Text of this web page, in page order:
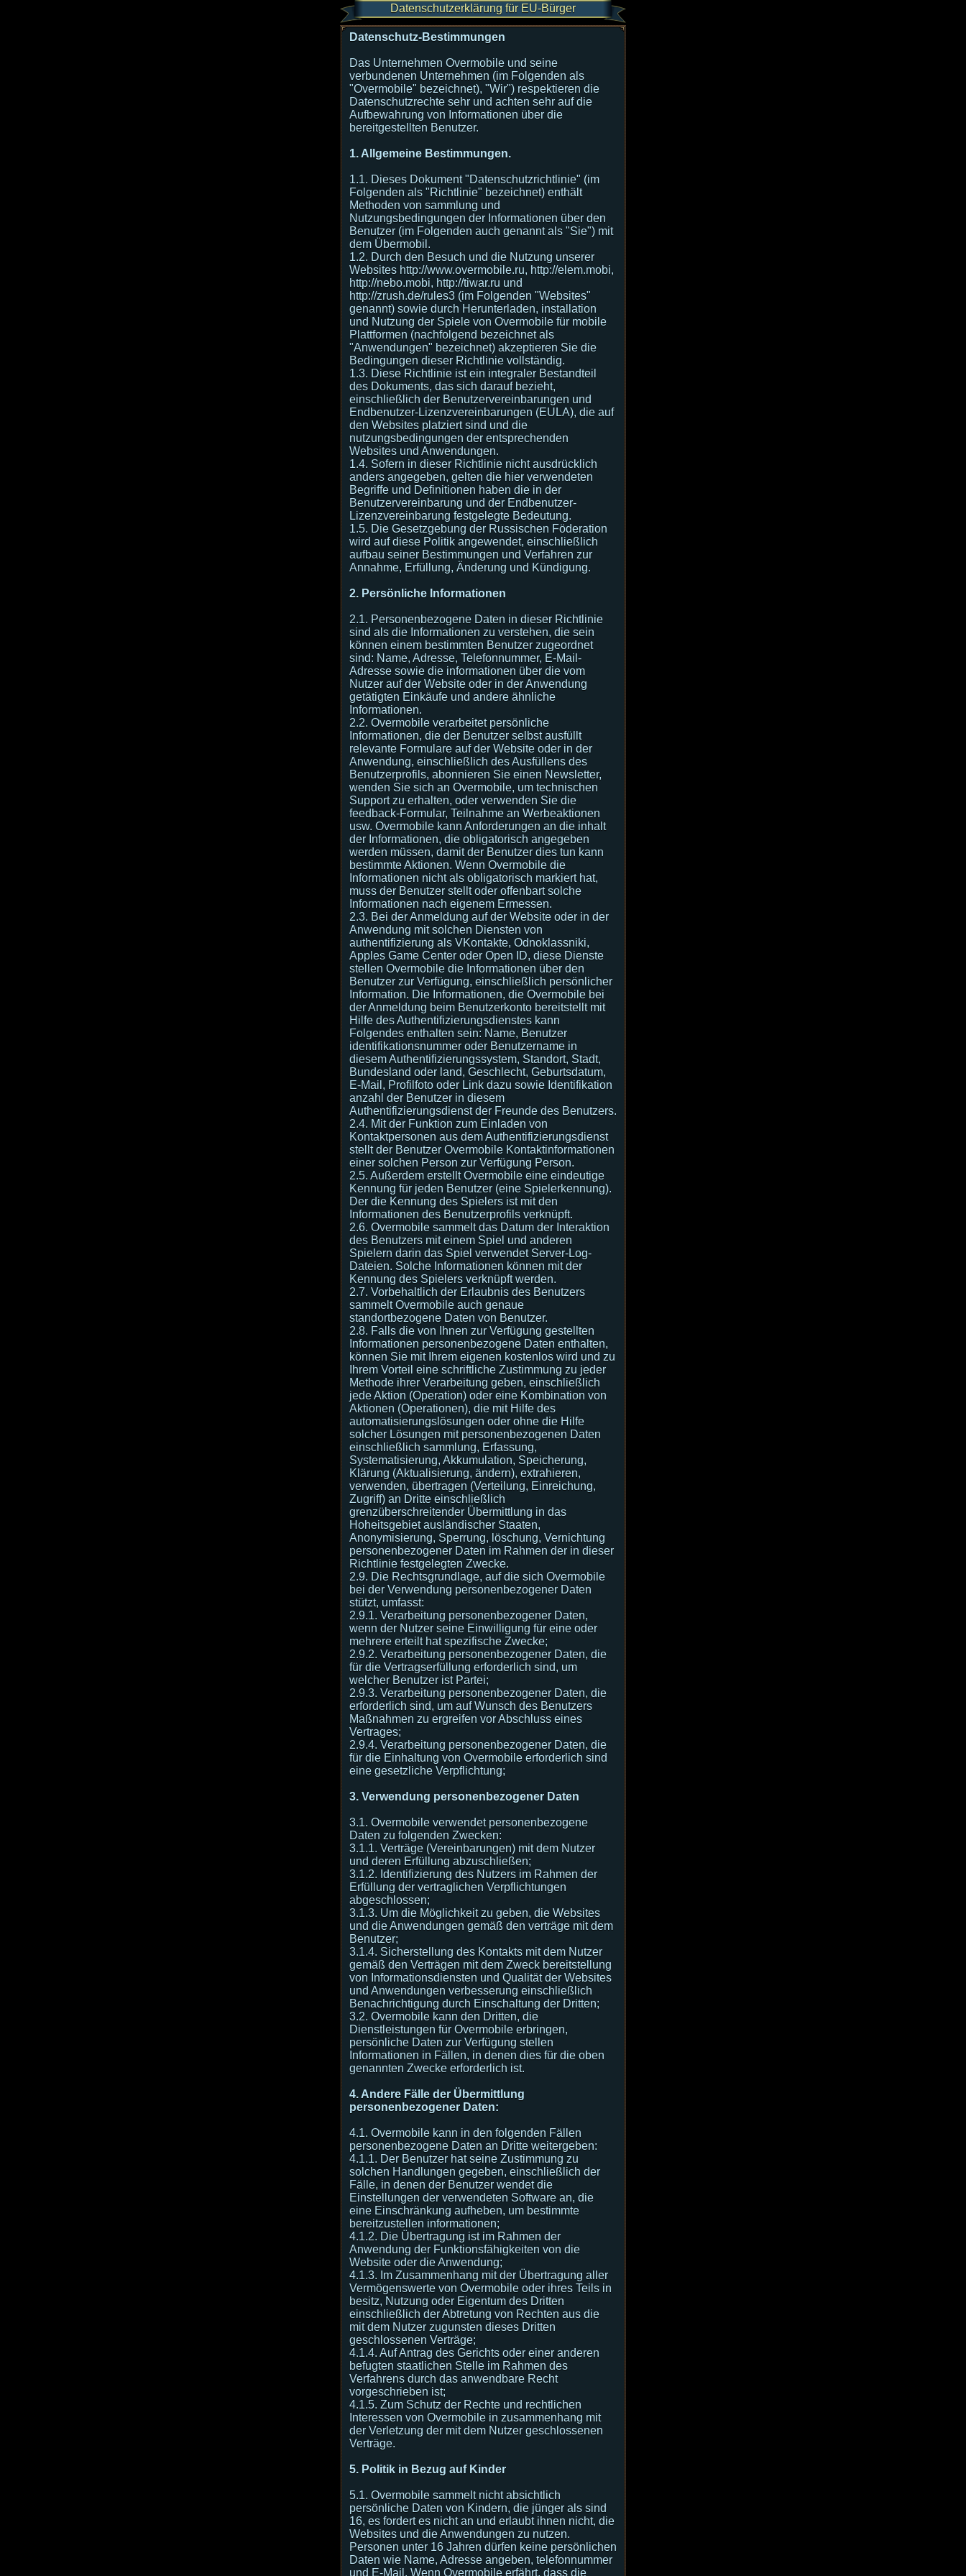
Datenschutzerklärung für EU-Bürger
Datenschutz-Bestimmungen
Das Unternehmen Overmobile und seine
verbundenen Unternehmen (im Folgenden als
"Overmobile" bezeichnet), "Wir") respektieren die
Datenschutzrechte sehr und achten sehr auf die
Aufbewahrung von Informationen über die
bereitgestellten Benutzer.
1. Allgemeine Bestimmungen.
1.1. Dieses Dokument "Datenschutzrichtlinie" (im
Folgenden als "Richtlinie" bezeichnet) enthält
Methoden von sammlung und
Nutzungsbedingungen der Informationen über den
Benutzer (im Folgenden auch genannt als "Sie") mit
dem Übermobil.
1.2. Durch den Besuch und die Nutzung unserer
Websites http://www.overmobile.ru, http://elem.mobi,
http://nebo.mobi, http://tiwar.ru und
http://zrush.de/rules3 (im Folgenden "Websites"
genannt) sowie durch Herunterladen, installation
und Nutzung der Spiele von Overmobile für mobile
Plattformen (nachfolgend bezeichnet als
"Anwendungen" bezeichnet) akzeptieren Sie die
Bedingungen dieser Richtlinie vollständig.
1.3. Diese Richtlinie ist ein integraler Bestandteil
des Dokuments, das sich darauf bezieht,
einschließlich der Benutzervereinbarungen und
Endbenutzer-Lizenzvereinbarungen (EULA), die auf
den Websites platziert sind und die
nutzungsbedingungen der entsprechenden
Websites und Anwendungen.
1.4. Sofern in dieser Richtlinie nicht ausdrücklich
anders angegeben, gelten die hier verwendeten
Begriffe und Definitionen haben die in der
Benutzervereinbarung und der Endbenutzer-
Lizenzvereinbarung festgelegte Bedeutung.
1.5. Die Gesetzgebung der Russischen Föderation
wird auf diese Politik angewendet, einschließlich
aufbau seiner Bestimmungen und Verfahren zur
Annahme, Erfüllung, Änderung und Kündigung.
2. Persönliche Informationen
2.1. Personenbezogene Daten in dieser Richtlinie
sind als die Informationen zu verstehen, die sein
können einem bestimmten Benutzer zugeordnet
sind: Name, Adresse, Telefonnummer, E-Mail-
Adresse sowie die informationen über die vom
Nutzer auf der Website oder in der Anwendung
getätigten Einkäufe und andere ähnliche
Informationen.
2.2. Overmobile verarbeitet persönliche
Informationen, die der Benutzer selbst ausfüllt
relevante Formulare auf der Website oder in der
Anwendung, einschließlich des Ausfüllens des
Benutzerprofils, abonnieren Sie einen Newsletter,
wenden Sie sich an Overmobile, um technischen
Support zu erhalten, oder verwenden Sie die
feedback-Formular, Teilnahme an Werbeaktionen
usw. Overmobile kann Anforderungen an die inhalt
der Informationen, die obligatorisch angegeben
werden müssen, damit der Benutzer dies tun kann
bestimmte Aktionen. Wenn Overmobile die
Informationen nicht als obligatorisch markiert hat,
muss der Benutzer stellt oder offenbart solche
Informationen nach eigenem Ermessen.
2.3. Bei der Anmeldung auf der Website oder in der
Anwendung mit solchen Diensten von
authentifizierung als VKontakte, Odnoklassniki,
Apples Game Center oder Open ID, diese Dienste
stellen Overmobile die Informationen über den
Benutzer zur Verfügung, einschließlich persönlicher
Information. Die Informationen, die Overmobile bei
der Anmeldung beim Benutzerkonto bereitstellt mit
Hilfe des Authentifizierungsdienstes kann
Folgendes enthalten sein: Name, Benutzer
identifikationsnummer oder Benutzername in
diesem Authentifizierungssystem, Standort, Stadt,
Bundesland oder land, Geschlecht, Geburtsdatum,
E-Mail, Profilfoto oder Link dazu sowie Identifikation
anzahl der Benutzer in diesem
Authentifizierungsdienst der Freunde des Benutzers.
2.4. Mit der Funktion zum Einladen von
Kontaktpersonen aus dem Authentifizierungsdienst
stellt der Benutzer Overmobile Kontaktinformationen
einer solchen Person zur Verfügung Person.
2.5. Außerdem erstellt Overmobile eine eindeutige
Kennung für jeden Benutzer (eine Spielerkennung).
Der die Kennung des Spielers ist mit den
Informationen des Benutzerprofils verknüpft.
2.6. Overmobile sammelt das Datum der Interaktion
des Benutzers mit einem Spiel und anderen
Spielern darin das Spiel verwendet Server-Log-
Dateien. Solche Informationen können mit der
Kennung des Spielers verknüpft werden.
2.7. Vorbehaltlich der Erlaubnis des Benutzers
sammelt Overmobile auch genaue
standortbezogene Daten von Benutzer.
2.8. Falls die von Ihnen zur Verfügung gestellten
Informationen personenbezogene Daten enthalten,
können Sie mit Ihrem eigenen kostenlos wird und zu
Ihrem Vorteil eine schriftliche Zustimmung zu jeder
Methode ihrer Verarbeitung geben, einschließlich
jede Aktion (Operation) oder eine Kombination von
Aktionen (Operationen), die mit Hilfe des
automatisierungslösungen oder ohne die Hilfe
solcher Lösungen mit personenbezogenen Daten
einschließlich sammlung, Erfassung,
Systematisierung, Akkumulation, Speicherung,
Klärung (Aktualisierung, ändern), extrahieren,
verwenden, übertragen (Verteilung, Einreichung,
Zugriff) an Dritte einschließlich
grenzüberschreitender Übermittlung in das
Hoheitsgebiet ausländischer Staaten,
Anonymisierung, Sperrung, löschung, Vernichtung
personenbezogener Daten im Rahmen der in dieser
Richtlinie festgelegten Zwecke.
2.9. Die Rechtsgrundlage, auf die sich Overmobile
bei der Verwendung personenbezogener Daten
stützt, umfasst:
2.9.1. Verarbeitung personenbezogener Daten,
wenn der Nutzer seine Einwilligung für eine oder
mehrere erteilt hat spezifische Zwecke;
2.9.2. Verarbeitung personenbezogener Daten, die
für die Vertragserfüllung erforderlich sind, um
welcher Benutzer ist Partei;
2.9.3. Verarbeitung personenbezogener Daten, die
erforderlich sind, um auf Wunsch des Benutzers
Maßnahmen zu ergreifen vor Abschluss eines
Vertrages;
2.9.4. Verarbeitung personenbezogener Daten, die
für die Einhaltung von Overmobile erforderlich sind
eine gesetzliche Verpflichtung;
3. Verwendung personenbezogener Daten
3.1. Overmobile verwendet personenbezogene
Daten zu folgenden Zwecken:
3.1.1. Verträge (Vereinbarungen) mit dem Nutzer
und deren Erfüllung abzuschließen;
3.1.2. Identifizierung des Nutzers im Rahmen der
Erfüllung der vertraglichen Verpflichtungen
abgeschlossen;
3.1.3. Um die Möglichkeit zu geben, die Websites
und die Anwendungen gemäß den verträge mit dem
Benutzer;
3.1.4. Sicherstellung des Kontakts mit dem Nutzer
gemäß den Verträgen mit dem Zweck bereitstellung
von Informationsdiensten und Qualität der Websites
und Anwendungen verbesserung einschließlich
Benachrichtigung durch Einschaltung der Dritten;
3.2. Overmobile kann den Dritten, die
Dienstleistungen für Overmobile erbringen,
persönliche Daten zur Verfügung stellen
Informationen in Fällen, in denen dies für die oben
genannten Zwecke erforderlich ist.
4. Andere Fälle der Übermittlung
personenbezogener Daten:
4.1. Overmobile kann in den folgenden Fällen
personenbezogene Daten an Dritte weitergeben:
4.1.1. Der Benutzer hat seine Zustimmung zu
solchen Handlungen gegeben, einschließlich der
Fälle, in denen der Benutzer wendet die
Einstellungen der verwendeten Software an, die
eine Einschränkung aufheben, um bestimmte
bereitzustellen informationen;
4.1.2. Die Übertragung ist im Rahmen der
Anwendung der Funktionsfähigkeiten von die
Website oder die Anwendung;
4.1.3. Im Zusammenhang mit der Übertragung aller
Vermögenswerte von Overmobile oder ihres Teils in
besitz, Nutzung oder Eigentum des Dritten
einschließlich der Abtretung von Rechten aus die
mit dem Nutzer zugunsten dieses Dritten
geschlossenen Verträge;
4.1.4. Auf Antrag des Gerichts oder einer anderen
befugten staatlichen Stelle im Rahmen des
Verfahrens durch das anwendbare Recht
vorgeschrieben ist;
4.1.5. Zum Schutz der Rechte und rechtlichen
Interessen von Overmobile in zusammenhang mit
der Verletzung der mit dem Nutzer geschlossenen
Verträge.
5. Politik in Bezug auf Kinder
5.1. Overmobile sammelt nicht absichtlich
persönliche Daten von Kindern, die jünger als sind
16, es fordert es nicht an und erlaubt ihnen nicht, die
Websites und die Anwendungen zu nutzen.
Personen unter 16 Jahren dürfen keine persönlichen
Daten wie Name, Adresse angeben, telefonnummer
und E-Mail. Wenn Overmobile erfährt, dass die